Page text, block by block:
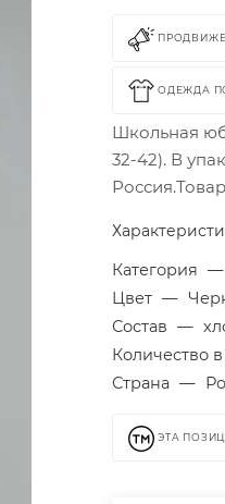
ОДЕЖДА
Школьная
32-42). В
Категория —
Цвет —
Состав —
Количество
Страна —
ЭТА